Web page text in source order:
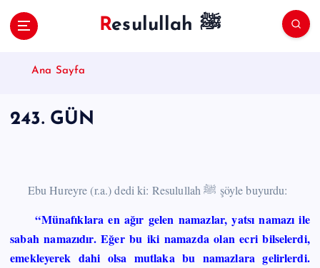
Resulullah ﷺ
Ana Sayfa
243. GÜN
Ebu Hureyre (r.a.) dedi ki: Resulullah ﷺ şöyle buyurdu:
“Münafıklara en ağır gelen namazlar, yatsı namazı ile
sabah namazıdır. Eğer bu iki namazda olan ecri bilselerdi,
emekleyerek dahi olsa mutlaka bu namazlara gelirlerdi.